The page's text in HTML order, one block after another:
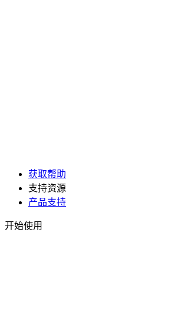
获取帮助
支持资源
产品支持
开始使用